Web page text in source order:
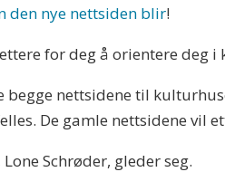
den nye nettsiden blir!
for deg å orientere
begge nettsidene til
De gamle nettsidene vil
Schrøder, gleder seg.